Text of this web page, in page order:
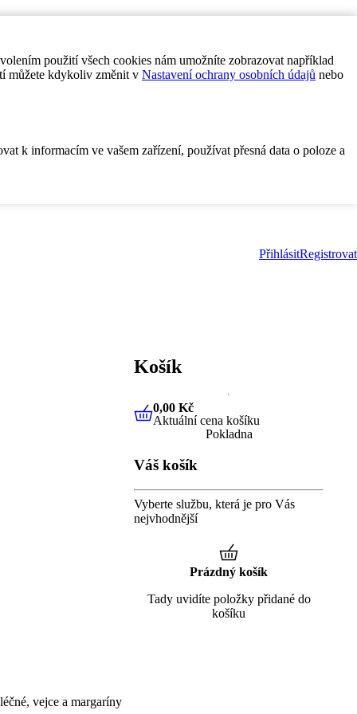
použití všech cookies nám umožníte zobrazovat například
můžete kdykoliv změnit v Nastavení ochrany osobních údajů nebo
k informacím ve vašem zařízení, používat přesná data o poloze a
PřihlásitRegistrovat
vejce a margaríny
Košík
0,00 KčAktuální cena košíku
0,00 Kč
Aktuální cena košíku
Pokladna
Váš košík
Vyberte službu, která je pro Vás
nejvhodnější
Prázdný košík
Tady uvidíte položky přidané do
košíku